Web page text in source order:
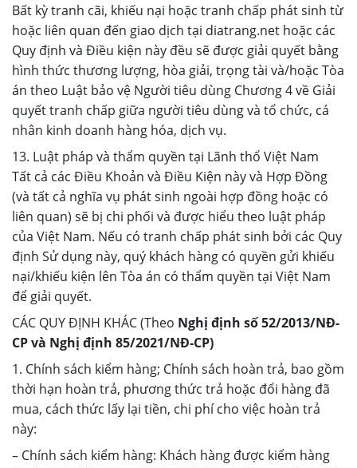
Bất kỳ tranh cãi, khiếu nại hoặc tranh chấp phát sinh từ
hoặc liên quan đến giao dịch tại diatrang.net hoặc các
Quy định và Điều kiện này đều sẽ được giải quyết bằng
hình thức thương lượng, hòa giải, trọng tài và/hoặc Tòa
án theo Luật bảo vệ Người tiêu dùng Chương 4 về Giải
quyết tranh chấp giữa người tiêu dùng và tổ chức, cá
nhân kinh doanh hàng hóa, dịch vụ.
13. Luật pháp và thẩm quyền tại Lãnh thổ Việt Nam
Tất cả các Điều Khoản và Điều Kiện này và Hợp Đồng
(và tất cả nghĩa vụ phát sinh ngoài hợp đồng hoặc có
liên quan) sẽ bị chi phối và được hiểu theo luật pháp
của Việt Nam. Nếu có tranh chấp phát sinh bởi các Quy
định Sử dụng này, quý khách hàng có quyền gửi khiếu
nại/khiếu kiện lên Tòa án có thẩm quyền tại Việt Nam
để giải quyết.
CÁC QUY ĐỊNH KHÁC (Theo Nghị định số 52/2013/NĐ-
CP và Nghị định 85/2021/NĐ-CP)
1. Chính sách kiểm hàng; Chính sách hoàn trả, bao gồm
thời hạn hoàn trả, phương thức trả hoặc đổi hàng đã
mua, cách thức lấy lại tiền, chi phí cho việc hoàn trả
này:
– Chính sách kiểm hàng: Khách hàng được kiểm hàng